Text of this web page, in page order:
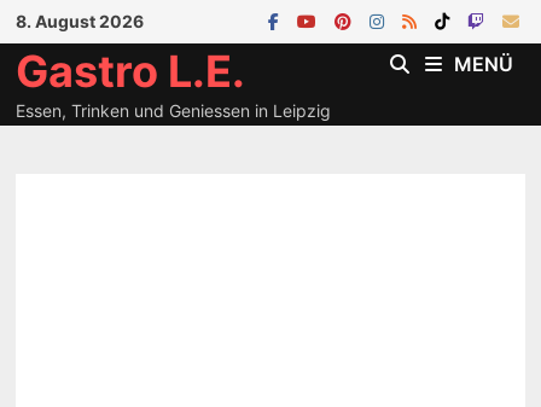
Zum
Inhalt
springen
8. August 2026
Gastro L.E.
Essen, Trinken und Geniessen in Leipzig
MENÜ